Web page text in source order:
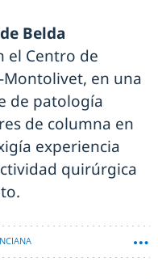
Belda
el Centro de
Montolivet, en una
de patología
de columna en
experiencia
quirúrgica